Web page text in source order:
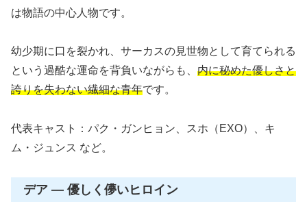
は物語の中心人物です。
幼少期に口を裂かれ、サーカスの見世物として育てられる
という過酷な運命を背負いながらも、 内に秘めた優しさと
誇りを失わない繊細な青年です。
代表キャスト：パク・ガンヒョン、スホ（EXO）、キ
ム・ジュンス など。
デア — 優しく儚いヒロイン